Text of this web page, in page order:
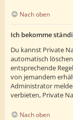
Nach oben
Ich bekomme
Du kannst Private
automatisch
entsprechende
von jemandem
Administrator
verbieten, Private
Nach oben